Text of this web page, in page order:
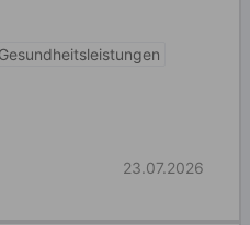
Gesundheitsleistungen
23.07.2026